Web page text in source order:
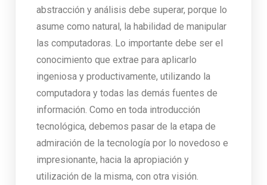
abstracción y análisis debe superar, porque lo
asume como natural, la habilidad de manipular
las computadoras. Lo importante debe ser el
conocimiento que extrae para aplicarlo
ingeniosa y productivamente, utilizando la
computadora y todas las demás fuentes de
información. Como en toda introducción
tecnológica, debemos pasar de la etapa de
admiración de la tecnología por lo novedoso e
impresionante, hacia la apropiación y
utilización de la misma, con otra visión.